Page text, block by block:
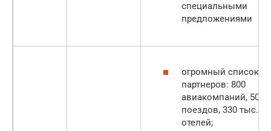
специальными
предложениями
огромный список
партнеров: 800
авиакомпаний, 500
поездов, 330 тыс.
отелей;